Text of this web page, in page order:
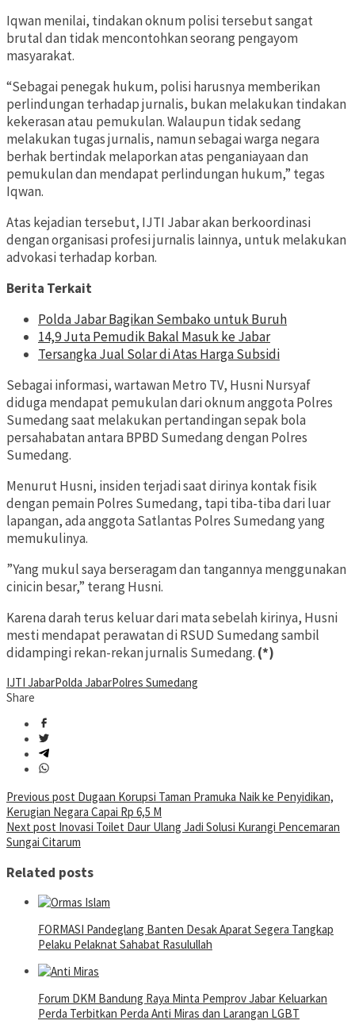
Iqwan menilai, tindakan oknum polisi tersebut sangat
brutal dan tidak mencontohkan seorang pengayom
masyarakat.
“Sebagai penegak hukum, polisi harusnya memberikan
perlindungan terhadap jurnalis, bukan melakukan tindakan
kekerasan atau pemukulan. Walaupun tidak sedang
melakukan tugas jurnalis, namun sebagai warga negara
berhak bertindak melaporkan atas penganiayaan dan
pemukulan dan mendapat perlindungan hukum,” tegas
Iqwan.
Atas kejadian tersebut, IJTI Jabar akan berkoordinasi
dengan organisasi profesi jurnalis lainnya, untuk melakukan
advokasi terhadap korban.
Berita Terkait
Polda Jabar Bagikan Sembako untuk Buruh
14,9 Juta Pemudik Bakal Masuk ke Jabar
Tersangka Jual Solar di Atas Harga Subsidi
Sebagai informasi, wartawan Metro TV, Husni Nursyaf
diduga mendapat pemukulan dari oknum anggota Polres
Sumedang saat melakukan pertandingan sepak bola
persahabatan antara BPBD Sumedang dengan Polres
Sumedang.
Menurut Husni, insiden terjadi saat dirinya kontak fisik
dengan pemain Polres Sumedang, tapi tiba-tiba dari luar
lapangan, ada anggota Satlantas Polres Sumedang yang
memukulinya.
”Yang mukul saya berseragam dan tangannya menggunakan
cinicin besar,” terang Husni.
Karena darah terus keluar dari mata sebelah kirinya, Husni
mesti mendapat perawatan di RSUD Sumedang sambil
didampingi rekan-rekan jurnalis Sumedang. (*)
IJTI JabarPolda JabarPolres Sumedang
Share
Post
navigation
Previous post Dugaan Korupsi Taman Pramuka Naik ke Penyidikan,
Kerugian Negara Capai Rp 6,5 M
Next post Inovasi Toilet Daur Ulang Jadi Solusi Kurangi Pencemaran
Sungai Citarum
Related posts
FORMASI Pandeglang Banten Desak Aparat Segera Tangkap
Pelaku Pelaknat Sahabat Rasulullah
Forum DKM Bandung Raya Minta Pemprov Jabar Keluarkan
Perda Terbitkan Perda Anti Miras dan Larangan LGBT